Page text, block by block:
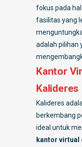
fokus pada
fasilitas yang
adalah pilihan
Kantor
Kalideres
Kalideres
berkembang
ideal untuk
kantor virtual